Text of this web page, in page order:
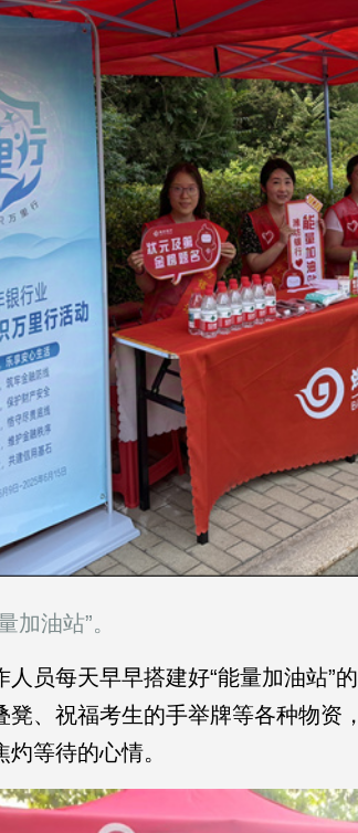
油站”。
每天早早搭建好“能量加油站”
、祝福考生的手举牌等各种物资
等待的心情。